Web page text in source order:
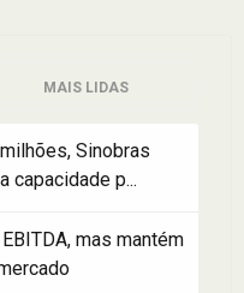
MAIS LIDAS
Sinobras
capacidade p...
mas mantém